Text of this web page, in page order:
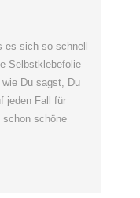
es sich so schnell
Selbstklebefolie
Du sagst, Du
jeden Fall für
schöne